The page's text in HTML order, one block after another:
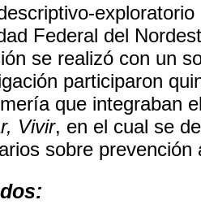
Federal del
se realizó con un
participaron
que integraban
Vivir, en el cual se
sobre